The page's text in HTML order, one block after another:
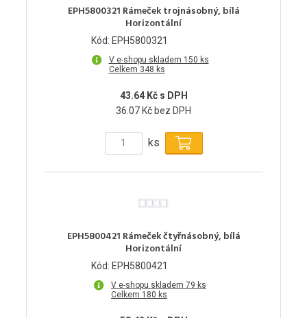
EPH5800321 Rámeček trojnásobný, bílá
Horizontální
Kód: EPH5800321
V e-shopu skladem 150 ks
Celkem 348 ks
43.64 Kč s DPH
36.07 Kč bez DPH
ks
EPH5800421 Rámeček čtyřnásobný, bílá
Horizontální
Kód: EPH5800421
V e-shopu skladem 79 ks
Celkem 180 ks